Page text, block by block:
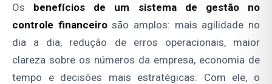
Os benefícios de um sistema de gestão no
controle financeirosão amplos: mais agilidade no
dia a dia, redução de erros operacionais, maior
clareza sobre os números da empresa, economia de
tempo e decisões mais estratégicas. Com ele, o